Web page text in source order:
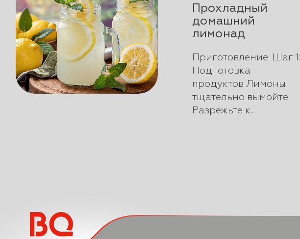
Прохладный
домашний
лимонад
Приготовление: Шаг 1:
Подготовка
продуктов Лимоны
тщательно вымойте.
Разрежьте к...